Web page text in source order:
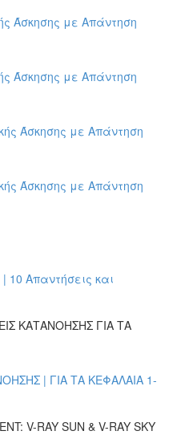
Άσκησης με Απάντηση
Άσκησης με Απάντηση
Άσκησης με Απάντηση
Άσκησης με Απάντηση
10 Απαντήσεις και
ΚΑΤΑΝΟΗΣΗΣ ΓΙΑ ΤΑ
| ΓΙΑ ΤΑ ΚΕΦΑΛΑΙΑ 1-
V-RAY SUN & V-RAY SKY